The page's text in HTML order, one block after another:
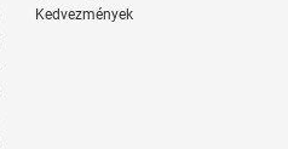
Kedvezmények